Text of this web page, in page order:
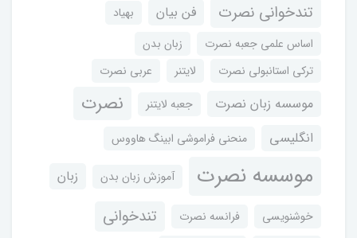
تندخوانی نصرت فن بیان
بهیاد
اساس علمی جعبه نصرت
زبان بدن
ترکی استانبولی نصرت
لایتنر عربی نصرت
موسسه زبان نصرت جعبه لایتنر نصرت
انگلیسی منحنی فراموشی ابینگ هاووس
موسسه نصرت آموزش زبان بدن زبان
خوشنویسی فرانسه نصرت تندخوانی